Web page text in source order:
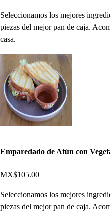
Seleccionamos los mejores
piezas del mejor pan de caja.
casa.
Emparedado de Atún con
MX$105.00
Seleccionamos los mejores
piezas del mejor pan de caja.